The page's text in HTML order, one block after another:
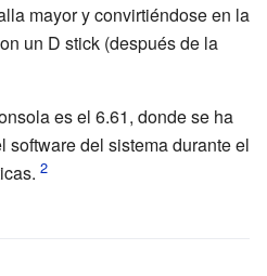
mayor y convirtiéndose en la
un D stick (después de la
es el 6.61, donde se ha
software del sistema durante el